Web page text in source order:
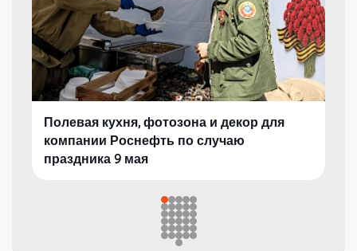
Полевая кухня, фотозона и декор для
компании Роснефть по случаю
праздника 9 мая